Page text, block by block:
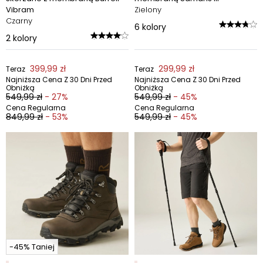
Vibram
Czarny
2 kolory
Teraz 399,99 zł
Najniższa Cena Z 30 Dni Przed
Obniżką
549,99 zł - 27%
Cena Regularna
849,99 zł - 53%
Zielony
6 kolory
Teraz 299,99 zł
Najniższa Cena Z 30 Dni Przed
Obniżką
549,99 zł - 45%
Cena Regularna
549,99 zł - 45%
-45% Taniej